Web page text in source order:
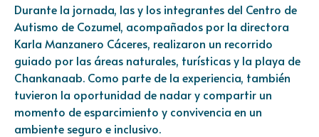
Durante la jornada, las y los integrantes del Centro de
Autismo de Cozumel, acompañados por la directora
Karla Manzanero Cáceres, realizaron un recorrido
guiado por las áreas naturales, turísticas y la playa de
Chankanaab. Como parte de la experiencia, también
tuvieron la oportunidad de nadar y compartir un
momento de esparcimiento y convivencia en un
ambiente seguro e inclusivo.